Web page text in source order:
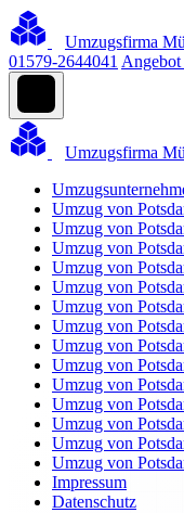
Umzugsfirma
01579-2644041 Angebot
Umzugsfirma
Umzug von
Umzug von
Umzug von
Umzug von
Umzug von
Umzug von
Umzug von
Umzug von
Umzug von
Umzug von
Umzug von
Umzug von
Umzug von
Umzug von
Impressum
Datenschutz